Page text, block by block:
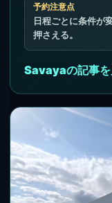
予約注意点
日程ごとに条件が
押さえる。
Savayaの記事を